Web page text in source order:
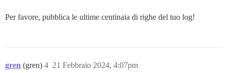
Per favore, pubblica le ultime centinaia di righe del tuo log!
gren (gren) 21 Febbraio 2024, 4:07pm
4